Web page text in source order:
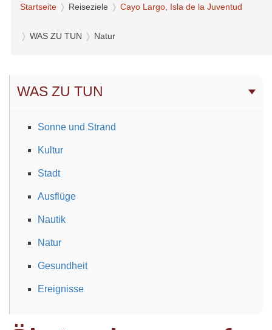
Startseite Reiseziele Cayo Largo, Isla de la Juventud
WAS ZU TUN Natur
WAS ZU TUN
Sonne und Strand
Kultur
Stadt
Ausflüge
Nautik
Natur
Gesundheit
Ereignisse